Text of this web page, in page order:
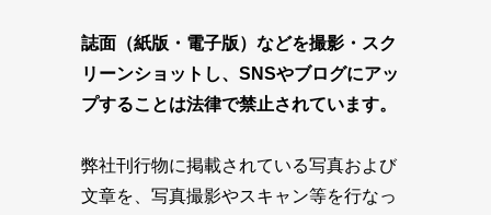
誌面（紙版・電子版）などを撮影・スク
リーンショットし、SNSやブログにアッ
プすることは法律で禁止されています。
弊社刊行物に掲載されている写真および
文章を、写真撮影やスキャン等を行なっ